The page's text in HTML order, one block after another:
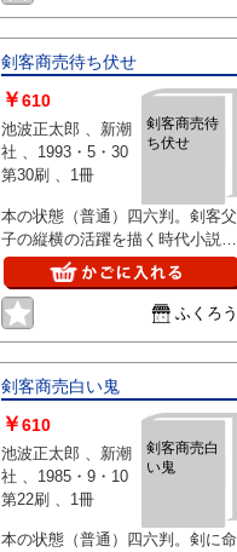
剣客商売待ち伏せ
剣客商売待
ち伏せ
￥610
池波正太郎 、新潮
社 、1993・5・30
第30刷 、1冊
本の状態（普通）四六判。剣客父
子の縦横の活躍を描く時代小説シ
リーズ
ふくろう
剣客商売白い鬼
剣客商売白
い鬼
￥610
池波正太郎 、新潮
社 、1985・9・10
第22刷 、1冊
本の状態（普通）四六判。剣に命